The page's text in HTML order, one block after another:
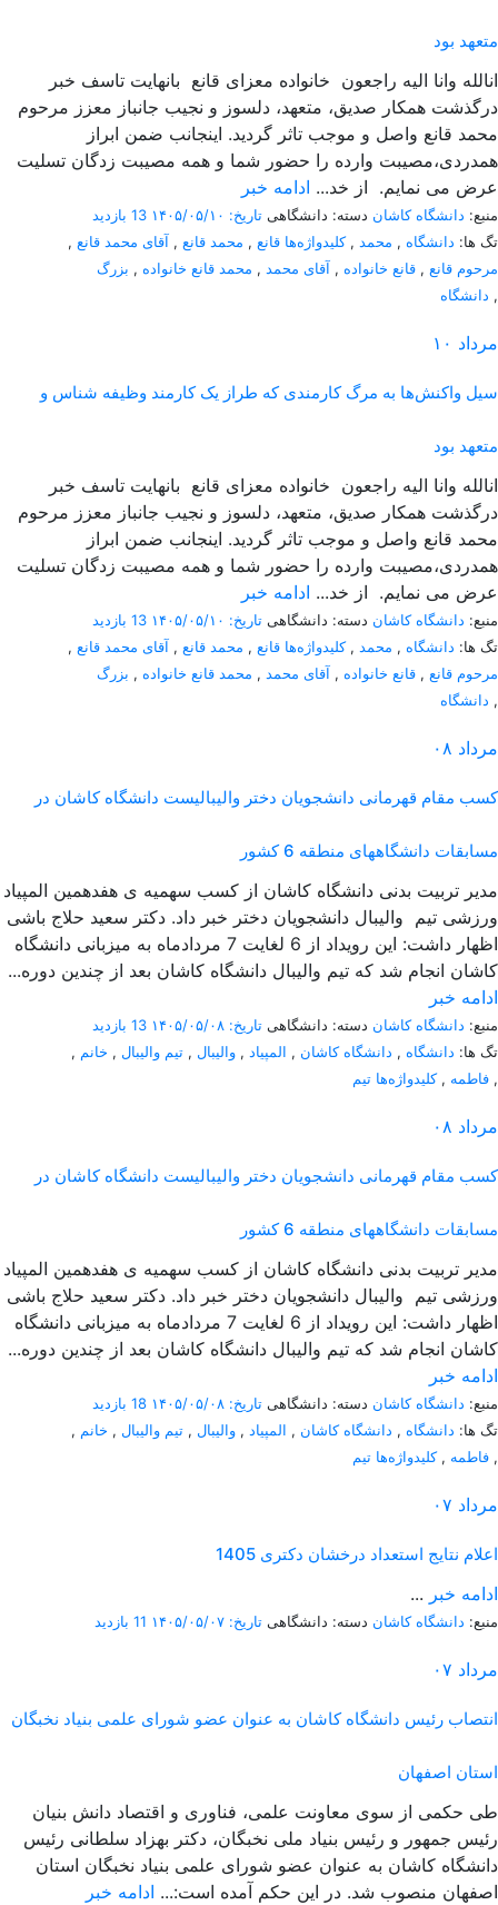
متعهد بود
انالله وانا الیه راجعون خانواده معزای قانع بانهایت تاسف خبر
درگذشت همکار صدیق، متعهد، دلسوز و نجیب جانباز معزز مرحوم
محمد قانع واصل و موجب تاثر گردید. اینجانب ضمن ابراز
همدردی،مصیبت وارده را حضور شما و همه مصیبت زدگان تسلیت
عرض می نمایم. از خد... ادامه خبر
منبع: دانشگاه کاشان دسته: دانشگاهی تاریخ: ۱۴۰۵/۰۵/۱۰
13 بازدید
تگ ها: دانشگاه , محمد ,کلیدواژه‌ها قانع , محمد قانع , آقای محمد قانع ,
مرحوم قانع , قانع خانواده , آقای محمد , محمد قانع خانواده , بزرگ
دانشگاه ,
۱۰ مرداد
سیل واکنش‌ها به مرگ کارمندی که طراز یک کارمند وظیفه شناس و
متعهد بود
انالله وانا الیه راجعون خانواده معزای قانع بانهایت تاسف خبر
درگذشت همکار صدیق، متعهد، دلسوز و نجیب جانباز معزز مرحوم
محمد قانع واصل و موجب تاثر گردید. اینجانب ضمن ابراز
همدردی،مصیبت وارده را حضور شما و همه مصیبت زدگان تسلیت
عرض می نمایم. از خد... ادامه خبر
منبع: دانشگاه کاشان دسته: دانشگاهی تاریخ: ۱۴۰۵/۰۵/۱۰
13 بازدید
تگ ها: دانشگاه , محمد ,کلیدواژه‌ها قانع , محمد قانع , آقای محمد قانع ,
مرحوم قانع , قانع خانواده , آقای محمد , محمد قانع خانواده , بزرگ
دانشگاه ,
۰۸ مرداد
کسب مقام قهرمانی دانشجویان دختر والیبالیست دانشگاه کاشان در
مسابقات دانشگاههای منطقه 6 کشور
مدیر تربیت بدنی دانشگاه کاشان از کسب سهمیه ی هفدهمین المپیاد
ورزشی تیم والیبال دانشجویان دختر خبر داد. دکتر سعید حلاج باشی
اظهار داشت: این رویداد از 6 لغایت 7 مردادماه به میزبانی دانشگاه
کاشان انجام شد که تیم والیبال دانشگاه کاشان بعد از چندین دوره...
ادامه خبر
منبع: دانشگاه کاشان دسته: دانشگاهی تاریخ: ۱۴۰۵/۰۵/۰۸
13 بازدید
تگ ها: دانشگاه , دانشگاه کاشان , المپیاد , والیبال , تیم والیبال , خانم ,
فاطمه ,کلیدواژه‌ها تیم ,
۰۸ مرداد
کسب مقام قهرمانی دانشجویان دختر والیبالیست دانشگاه کاشان در
مسابقات دانشگاههای منطقه 6 کشور
مدیر تربیت بدنی دانشگاه کاشان از کسب سهمیه ی هفدهمین المپیاد
ورزشی تیم والیبال دانشجویان دختر خبر داد. دکتر سعید حلاج باشی
اظهار داشت: این رویداد از 6 لغایت 7 مردادماه به میزبانی دانشگاه
کاشان انجام شد که تیم والیبال دانشگاه کاشان بعد از چندین دوره...
ادامه خبر
منبع: دانشگاه کاشان دسته: دانشگاهی تاریخ: ۱۴۰۵/۰۵/۰۸
18 بازدید
تگ ها: دانشگاه , دانشگاه کاشان , المپیاد , والیبال , تیم والیبال , خانم ,
فاطمه ,کلیدواژه‌ها تیم ,
۰۷ مرداد
اعلام نتایج استعداد درخشان دکتری 1405
... ادامه خبر
منبع: دانشگاه کاشان دسته: دانشگاهی تاریخ: ۱۴۰۵/۰۵/۰۷ 11 بازدید
۰۷ مرداد
انتصاب رئیس دانشگاه کاشان به عنوان عضو شورای علمی بنیاد نخبگان
استان اصفهان
طی حکمی از سوی معاونت علمی، فناوری و اقتصاد دانش بنیان
رئیس جمهور و رئیس بنیاد ملی نخبگان، دکتر بهزاد سلطانی رئیس
دانشگاه کاشان به عنوان عضو شورای علمی بنیاد نخبگان استان
اصفهان منصوب شد. در این حکم آمده است:... ادامه خبر